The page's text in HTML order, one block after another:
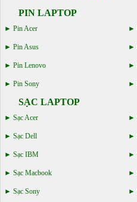
PIN LAPTOP
Pin Acer
Pin Asus
Pin Lenovo
Pin Sony
SẠC LAPTOP
Sạc Acer
Sạc Dell
Sạc IBM
Sạc Macbook
Sạc Sony